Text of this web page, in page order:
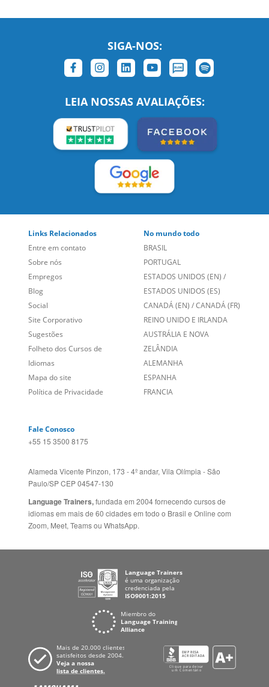
SIGA-NOS:
LEIA NOSSAS AVALIAÇÕES:
Links Relacionados
Entre em contato
Sobre nós
Empregos
Blog
Social
Site Corporativo
Sugestões
Folheto dos Cursos de
Idiomas
Mapa do site
Política de Privacidade
No mundo todo
BRASIL
PORTUGAL
ESTADOS UNIDOS (EN) /
ESTADOS UNIDOS (ES)
CANADÁ (EN) /CANADÁ (FR)
REINO UNIDO E IRLANDA
AUSTRÁLIA E NOVA
ZELÂNDIA
ALEMANHA
ESPANHA
FRANCIA
Fale Conosco
+55 15 3500 8175
Alameda Vicente Pinzon, 173 - 4º andar, Vila Olímpia - São
Paulo/SP CEP 04547-130
Language Trainers,fundada em 2004 fornecendo cursos de
idiomas em mais de 60 cidades em todo o Brasil e Online com
Zoom, Meet, Teams ou WhatsApp.